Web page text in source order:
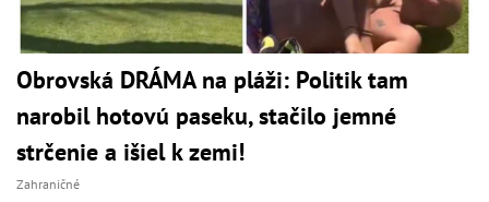
Obrovská DRÁMA na pláži: Politik tam
narobil hotovú paseku, stačilo jemné
strčenie a išiel k zemi!
Zahraničné